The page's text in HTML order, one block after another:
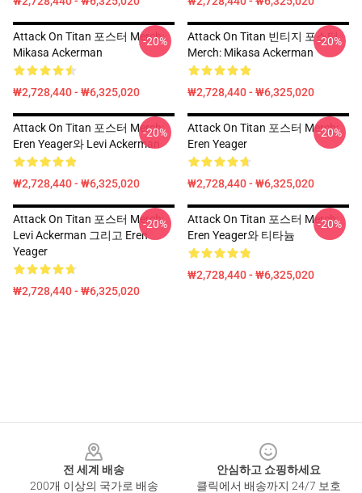
Attack On Titan 포스터 Merch:
Mikasa Ackerman
₩2,728,440 - ₩6,325,020
-20%
Attack On Titan 빈티지 포스터
Merch: Mikasa Ackerman
₩2,728,440 - ₩6,325,020
-20%
Attack On Titan 포스터 Merch:
Eren Yeager와 Levi Ackerman
₩2,728,440 - ₩6,325,020
-20%
Attack On Titan 포스터 Merch:
Eren Yeager
₩2,728,440 - ₩6,325,020
-20%
Attack On Titan 포스터 Merch:
Levi Ackerman 그리고 Eren
Yeager
₩2,728,440 - ₩6,325,020
-20%
Attack On Titan 포스터 Merch:
Eren Yeager와 티타늄
₩2,728,440 - ₩6,325,020
-20%
전 세계 배송
200개 이상의 국가로 배송
안심하고 쇼핑하세요
클릭에서 배송까지 24/7 보호